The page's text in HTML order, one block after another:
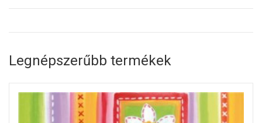
Legnépszerűbb termékek